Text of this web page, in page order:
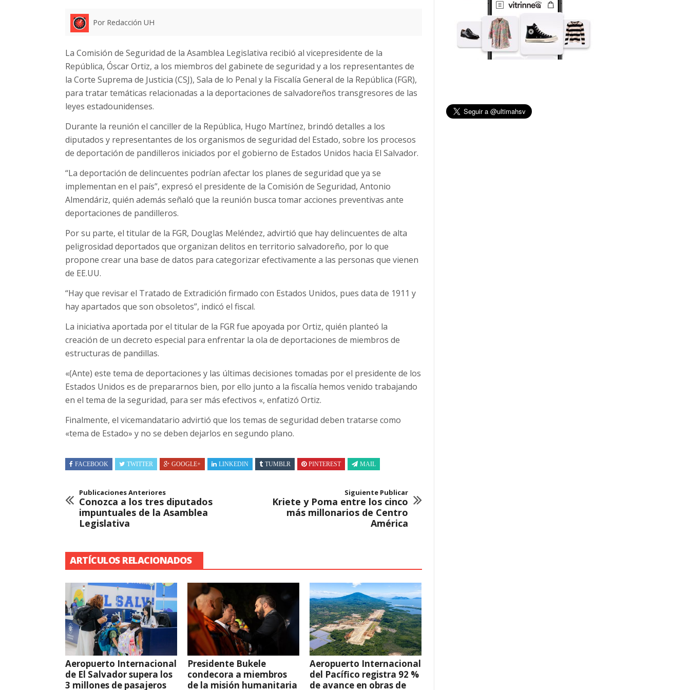
Por Redacción UH
La Comisión de Seguridad de la Asamblea Legislativa recibió al vicepresidente de la
República, Óscar Ortiz, a los miembros del gabinete de seguridad y a los representantes de
la Corte Suprema de Justicia (CSJ), Sala de lo Penal y la Fiscalía General de la República (FGR),
para tratar temáticas relacionadas a la deportaciones de salvadoreños transgresores de las
leyes estadounidenses.
Durante la reunión el canciller de la República, Hugo Martínez, brindó detalles a los
diputados y representantes de los organismos de seguridad del Estado, sobre los procesos
de deportación de pandilleros iniciados por el gobierno de Estados Unidos hacia El Salvador.
“La deportación de delincuentes podrían afectar los planes de seguridad que ya se
implementan en el país”, expresó el presidente de la Comisión de Seguridad, Antonio
Almendáriz, quién además señaló que la reunión busca tomar acciones preventivas ante
deportaciones de pandilleros.
Por su parte, el titular de la FGR, Douglas Meléndez, advirtió que hay delincuentes de alta
peligrosidad deportados que organizan delitos en territorio salvadoreño, por lo que
propone crear una base de datos para categorizar efectivamente a las personas que vienen
de EE.UU.
“Hay que revisar el Tratado de Extradición firmado con Estados Unidos, pues data de 1911 y
hay apartados que son obsoletos”, indicó el fiscal.
La iniciativa aportada por el titular de la FGR fue apoyada por Ortiz, quién planteó la
creación de un decreto especial para enfrentar la ola de deportaciones de miembros de
estructuras de pandillas.
«(Ante) este tema de deportaciones y las últimas decisiones tomadas por el presidente de los
Estados Unidos es de prepararnos bien, por ello junto a la fiscalía hemos venido trabajando
en el tema de la seguridad, para ser más efectivos «, enfatizó Ortiz.
Finalmente, el vicemandatario advirtió que los temas de seguridad deben tratarse como
«tema de Estado» y no se deben dejarlos en segundo plano.
FACEBOOK TWITTER GOOGLE+ LINKEDIN TUMBLR PINTEREST MAIL
Publicaciones Anteriores
Conozca a los tres diputados
impuntuales de la Asamblea
Legislativa
Siguiente Publicar
Kriete y Poma entre los cinco
más millonarios de Centro
América
ARTÍCULOS RELACIONADOS
Aeropuerto Internacional
de El Salvador supera los
3 millones de pasajeros
Presidente Bukele
condecora a miembros
de la misión humanitaria
Aeropuerto Internacional
del Pacífico registra 92 %
de avance en obras de